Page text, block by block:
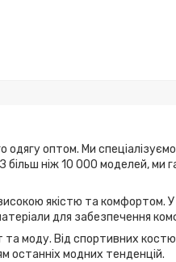
одягу оптом. Ми
більш ніж 10 000 моделей,
якістю та комфортом.
для забезпечення
та моду. Від спортивних
останніх модних тенденцій.